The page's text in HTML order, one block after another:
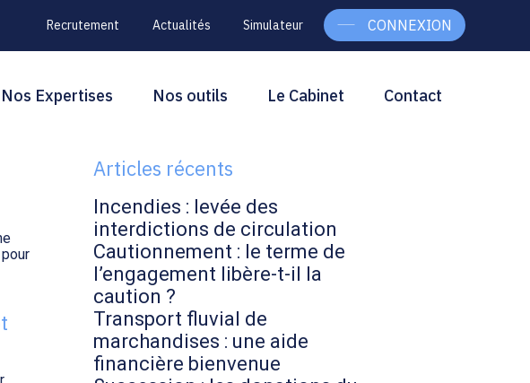
Recrutement Actualités Simulateur CONNEXION
Principal
Nos Expertises Nos outils Le Cabinet Contact
Blog
Rechercher
Articles récents
Incendies : levée des
interdictions de circulation
Cautionnement : le terme de
l’engagement libère-t-il la
caution ?
Transport fluvial de
marchandises : une aide
financière bienvenue